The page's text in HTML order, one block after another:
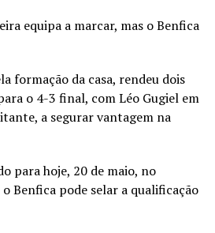
equipa a marcar, mas o Benfica
formação da casa, rendeu dois
o 4-3 final, com Léo Gugiel em
a segurar vantagem na
para hoje, 20 de maio, no
Benfica pode selar a qualificação